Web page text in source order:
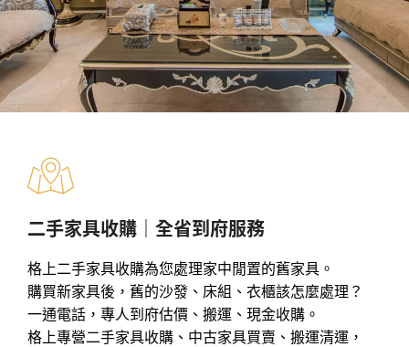
二手家具收購｜全省到府服務
格上二手家具收購為您處理家中閒置的舊家具。
購買新家具後，舊的沙發、床組、衣櫃該怎麼處理？
一通電話，專人到府估價、搬運、現金收購。
格上專營二手家具收購、中古家具買賣、搬運清運，